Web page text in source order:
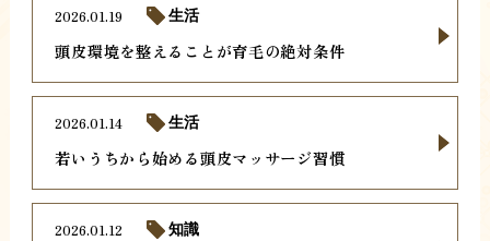
頭皮環境を整えることが育毛の絶対条件
2026.01.19 生活
若いうちから始める頭皮マッサージ習慣
2026.01.14 生活
2026.01.12 知識